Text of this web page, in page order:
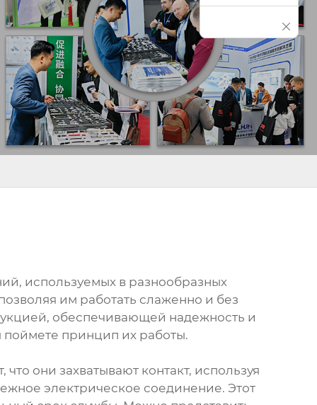
используемых в разнообразных
им работать слаженно и без
обеспечивающей надежность и
поймете принцип их работы.
они захватывают контакт, используя
электрическое соединение. Этот